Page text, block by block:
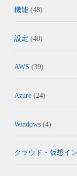
機能 (48)
設定 (40)
AWS (39)
Azure (24)
Windows (4)
クラウド・仮想イ